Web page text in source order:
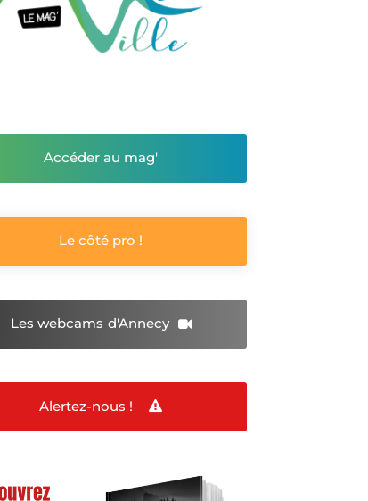
Accéder au mag'
Le côté pro !
Les webcams d'Annecy
Alertez-nous !